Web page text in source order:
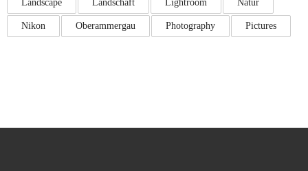
Landscape Landschaft Lightroom Natur
Nikon Oberammergau Photography Pictures